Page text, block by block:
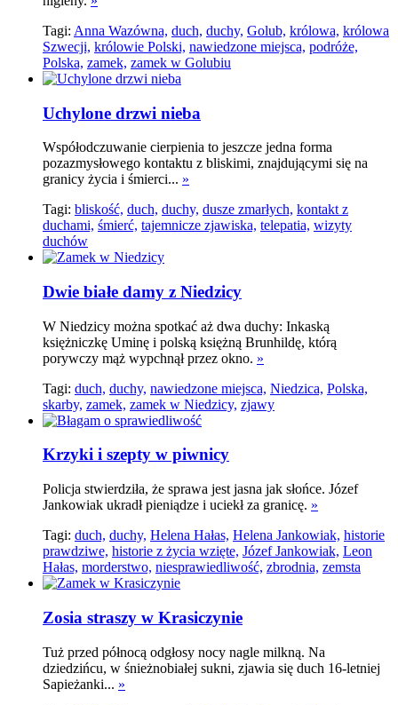
Tagi: Anna Wazówna, duch, duchy, Golub, królowa, królowa
Szwecji, królowie Polski, nawiedzone miejsca, podróże,
Polska, zamek, zamek w Golubiu
Uchylone drzwi nieba
Współodczuwanie cierpienia to jeszcze jedna forma
pozazmysłowego kontaktu z bliskimi, znajdującymi się na
granicy życia i śmierci... »
Tagi: bliskość, duch, duchy, dusze zmarłych, kontakt z
duchami, śmierć, tajemnicze zjawiska, telepatia, wizyty
duchów
Dwie białe damy z Niedzicy
W Niedzicy można spotkać aż dwa duchy: Inkaską
księżniczkę Uminę i polską księżną Brunhildę, którą
porywczy mąż wypchnął przez okno. »
Tagi: duch, duchy, nawiedzone miejsca, Niedzica, Polska,
skarby, zamek, zamek w Niedzicy, zjawy
Krzyki i szepty w piwnicy
Policja stwierdziła, że sprawa jest jasna jak słońce. Józef
Jankowiak ukradł pieniądze i uciekł za granicę. »
Tagi: duch, duchy, Helena Hałas, Helena Jankowiak, historie
prawdziwe, historie z życia wzięte, Józef Jankowiak, Leon
Hałas, morderstwo, niesprawiedliwość, zbrodnia, zemsta
Zosia straszy w Krasiczynie
Tuż przed północą odgłosy nocy nagle milkną. Na
dziedzińcu, w śnieżnobiałej sukni, zjawia się duch 16-letniej
Sapieżanki... »